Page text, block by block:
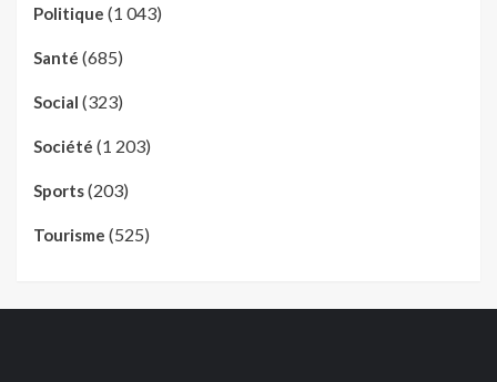
Politique (1 043)
Santé (685)
Social (323)
Société (1 203)
Sports(203)
Tourisme (525)